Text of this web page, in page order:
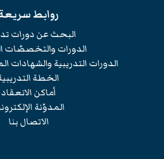
روابط
البحث عن دورات
الدورات والتخصصّات
الدورات التدريبية والشهادات
الخطة
أماكن الانعقاد
المدوّنة
الاتصال بنا